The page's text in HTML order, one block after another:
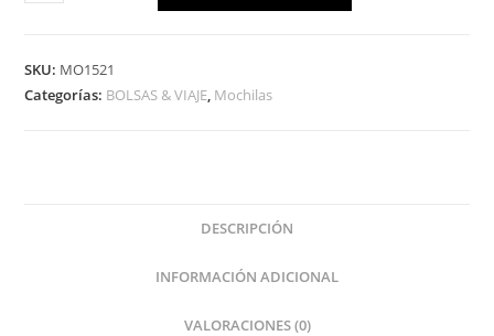
SKU: MO1521
Categorías: BOLSAS & VIAJE, Mochilas
DESCRIPCIÓN
INFORMACIÓN ADICIONAL
VALORACIONES (0)